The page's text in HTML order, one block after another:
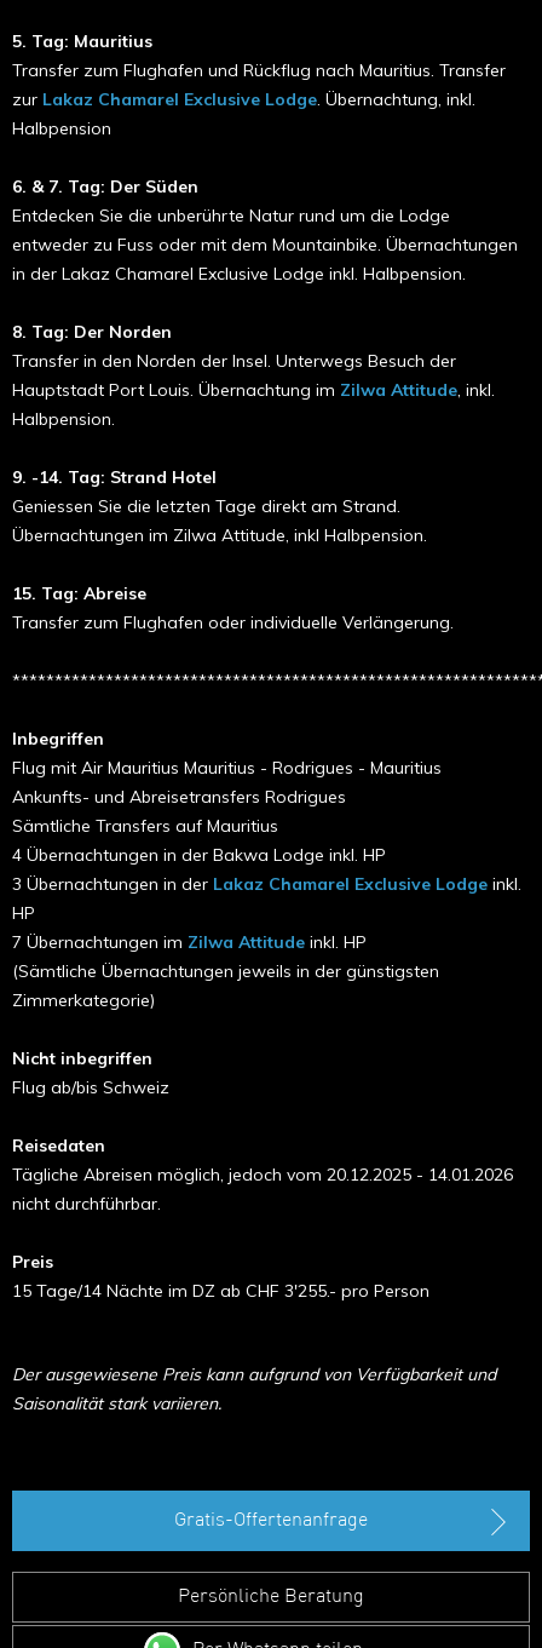
5. Tag: Mauritius
Transfer zum Flughafen und Rückflug nach Mauritius. Transfer
zur Lakaz Chamarel Exclusive Lodge. Übernachtung, inkl.
Halbpension
6. & 7. Tag: Der Süden
Entdecken Sie die unberührte Natur rund um die Lodge
entweder zu Fuss oder mit dem Mountainbike. Übernachtungen
in der Lakaz Chamarel Exclusive Lodge inkl. Halbpension.
8. Tag: Der Norden
Transfer in den Norden der Insel. Unterwegs Besuch der
Hauptstadt Port Louis. Übernachtung im Zilwa Attitude, inkl.
Halbpension.
9. -14. Tag: Strand Hotel
Geniessen Sie die letzten Tage direkt am Strand.
Übernachtungen im Zilwa Attitude, inkl Halbpension.
15. Tag: Abreise
Transfer zum Flughafen oder individuelle Verlängerung.
Inbegriffen
Flug mit Air Mauritius Mauritius - Rodrigues - Mauritius
Ankunfts- und Abreisetransfers Rodrigues
Sämtliche Transfers auf Mauritius
4 Übernachtungen in der Bakwa Lodge inkl. HP
3 Übernachtungen in der Lakaz Chamarel Exclusive Lodge inkl.
HP
7 Übernachtungen im Zilwa Attitude inkl. HP
(Sämtliche Übernachtungen jeweils in der günstigsten
Zimmerkategorie)
Nicht inbegriffen
Flug ab/bis Schweiz
Reisedaten
Tägliche Abreisen möglich, jedoch vom 20.12.2025 - 14.01.2026
nicht durchführbar.
Preis
15 Tage/14 Nächte im DZ ab CHF 3'255.- pro Person
Der ausgewiesene Preis kann aufgrund von Verfügbarkeit und
Saisonalität stark variieren.
Gratis-Offertenanfrage
Persönliche Beratung